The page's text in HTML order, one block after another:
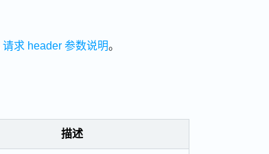
请求 header 参数说明。
描述